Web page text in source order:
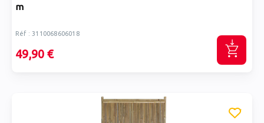
m
Réf : 3110068606018
49,90 €